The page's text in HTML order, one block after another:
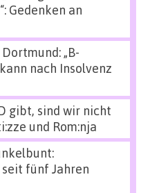
Gedenken an
„B-
nach Insolvenz
gibt, sind wir nicht
und Rom:nja
fünf Jahren